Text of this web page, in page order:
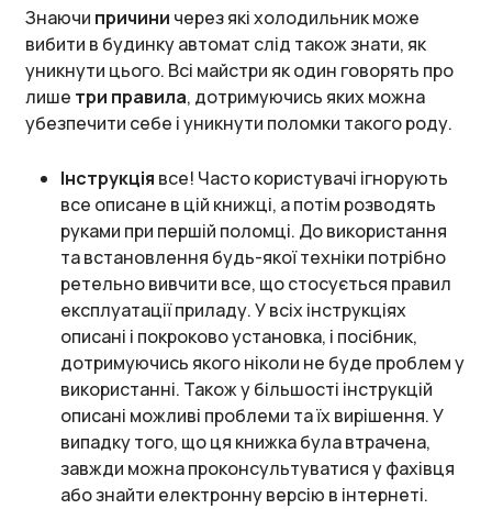
Знаючи причини через які холодильник може
вибити в будинку автомат слід також знати, як
уникнути цього. Всі майстри як один говорять про
лише три правила, дотримуючись яких можна
убезпечити себе і уникнути поломки такого роду.
Інструкція все! Часто користувачі ігнорують
все описане в цій книжці, а потім розводять
руками при першій поломці. До використання
та встановлення будь-якої техніки потрібно
ретельно вивчити все, що стосується правил
експлуатації приладу. У всіх інструкціях
описані і покроково установка, і посібник,
дотримуючись якого ніколи не буде проблем у
використанні. Також у більшості інструкцій
описані можливі проблеми та їх вирішення. У
випадку того, що ця книжка була втрачена,
завжди можна проконсультуватися у фахівця
або знайти електронну версію в інтернеті.